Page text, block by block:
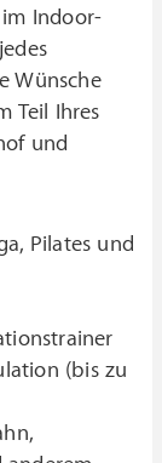
im Indoor-
Wünsche
Teil Ihres
und
Pilates und
(bis zu